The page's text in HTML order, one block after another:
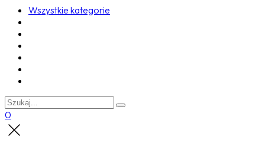
Wszystkie kategorie
0